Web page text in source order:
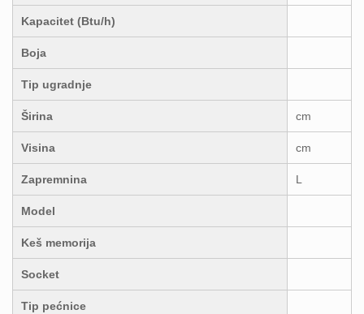
Kapacitet (Btu/h)
Boja
Tip ugradnje
Širina cm
Visina cm
Zapremnina L
Model
Keš memorija
Socket
Tip pećnice